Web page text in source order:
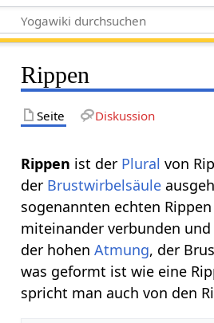
Rippen
Seite Diskussion
ist der Plural von
der Brustwirbelsäule
sogenannten echten
miteinander verbunden
der hohenAtmung, der
was geformt ist wie eine
spricht man auch von den